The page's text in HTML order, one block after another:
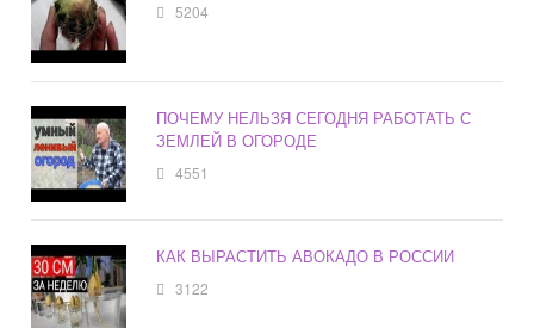
5204
ПОЧЕМУ НЕЛЬЗЯ СЕГОДНЯ РАБОТАТЬ С
ЗЕМЛЕЙ В ОГОРОДЕ
4551
КАК ВЫРАСТИТЬ АВОКАДО В РОССИИ
3122